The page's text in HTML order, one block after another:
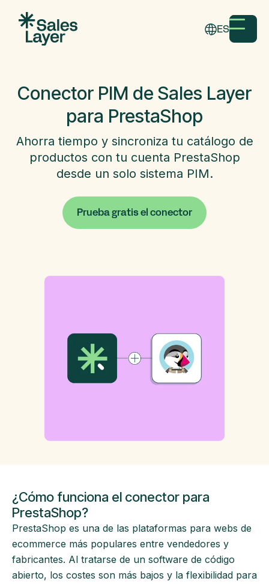
ES
Conector PIM de Sales Layer
para PrestaShop
Ahorra tiempo y sincroniza tu catálogo de
productos con tu cuenta PrestaShop
desde un solo sistema PIM.
Prueba gratis el conector
¿Cómo funciona el conector para
PrestaShop?
PrestaShop es una de las plataformas para webs de
ecommerce más populares entre vendedores y
fabricantes. Al tratarse de un software de código
abierto, los costes son más bajos y la flexibilidad para